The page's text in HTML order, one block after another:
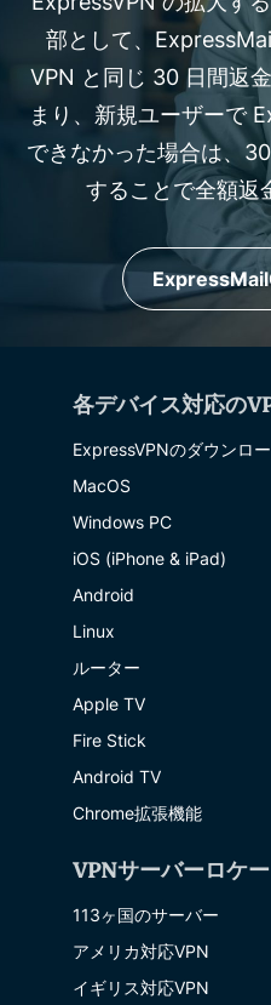
部として、
VPN と同じ 30 日間返
まり、新規ユーザーで
できなかった場合は、
することで全額返
各デバイス対応の
ExpressVPNのダウンロ
MacOS
Windows PC
iOS (iPhone & iPad)
Android
Linux
ルーター
Apple TV
Fire Stick
Android TV
Chrome拡張機能
VPNサーバーロケ
113ヶ国のサーバー
アメリカ対応VPN
イギリス対応VPN